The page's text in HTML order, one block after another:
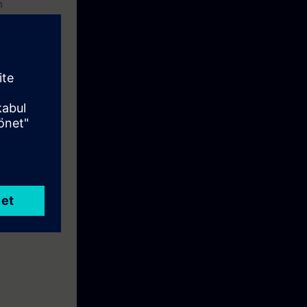
vor
Ihre